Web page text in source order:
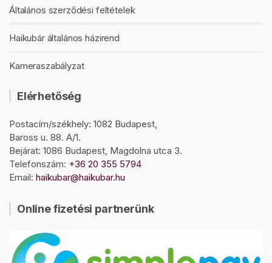
Általános szerződési feltételek
Haikubár általános házirend
Kameraszabályzat
Elérhetőség
Postacím/székhely: 1082 Budapest,
Baross u. 88. A/1.
Bejárat: 1086 Budapest, Magdolna utca 3.
Telefonszám: +36 20 355 5794
Email: haikubar@haikubar.hu
Online fizetési partnerünk